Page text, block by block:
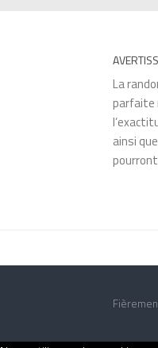
La
parfaite
ainsi